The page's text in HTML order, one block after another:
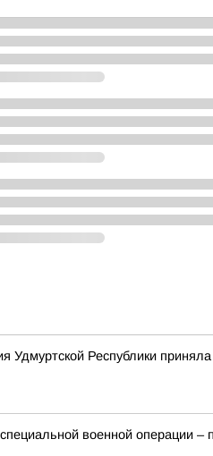
Удмуртской Республики
военной операции –